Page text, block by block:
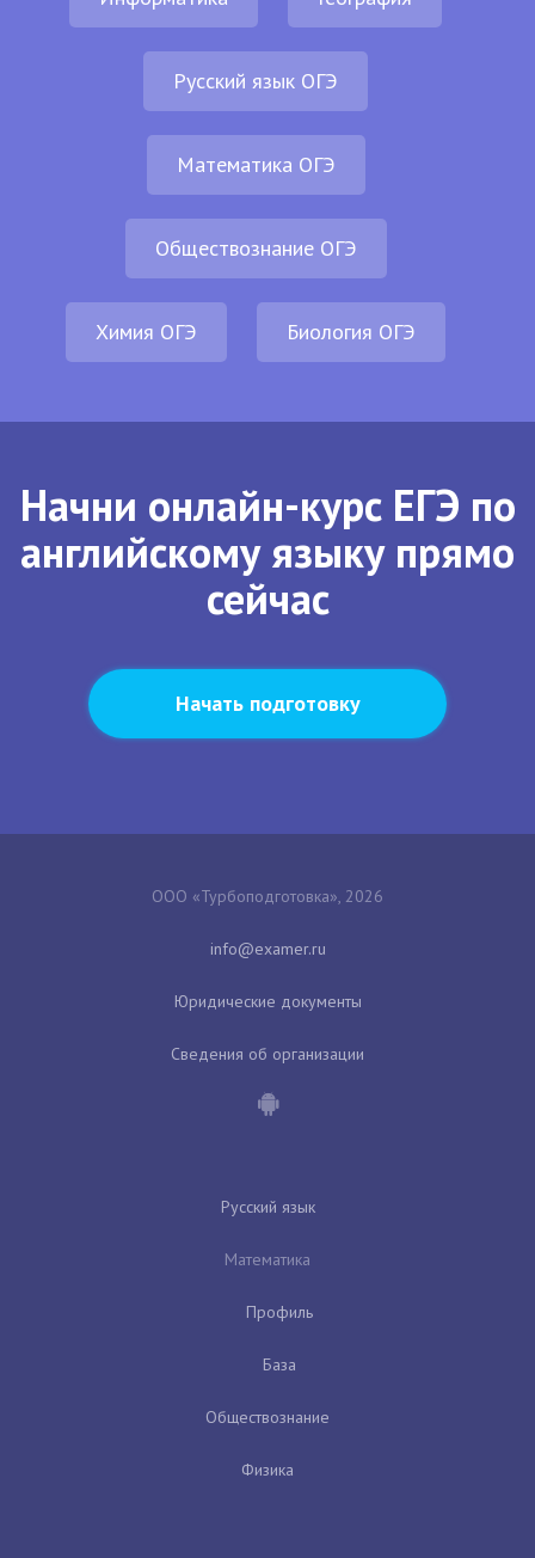
Русский язык ОГЭ
Математика ОГЭ
Обществознание ОГЭ
Химия ОГЭ Биология ОГЭ
Начни онлайн-курс ЕГЭ по
английскому языку прямо
сейчас
Начать подготовку
ООО «Турбоподготовка», 2026
Юридические документы
Сведения об организации
Русский язык
Математика
Профиль
База
Обществознание
Физика